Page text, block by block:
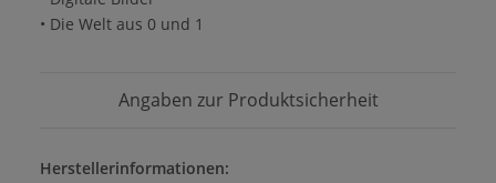
• Die Welt aus 0 und 1
Angaben zur Produktsicherheit
Herstellerinformationen: